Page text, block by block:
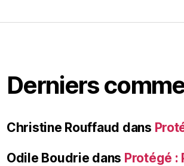
Derniers
Christine Rouffaud dans
Odile Boudrie dans Protégé :